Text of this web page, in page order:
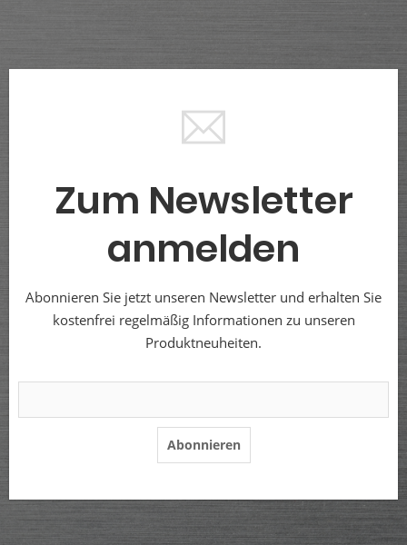
Zum Newsletter
anmelden
Abonnieren Sie jetzt unseren Newsletter und erhalten Sie
kostenfrei regelmäßig Informationen zu unseren
Produktneuheiten.
Abonnieren